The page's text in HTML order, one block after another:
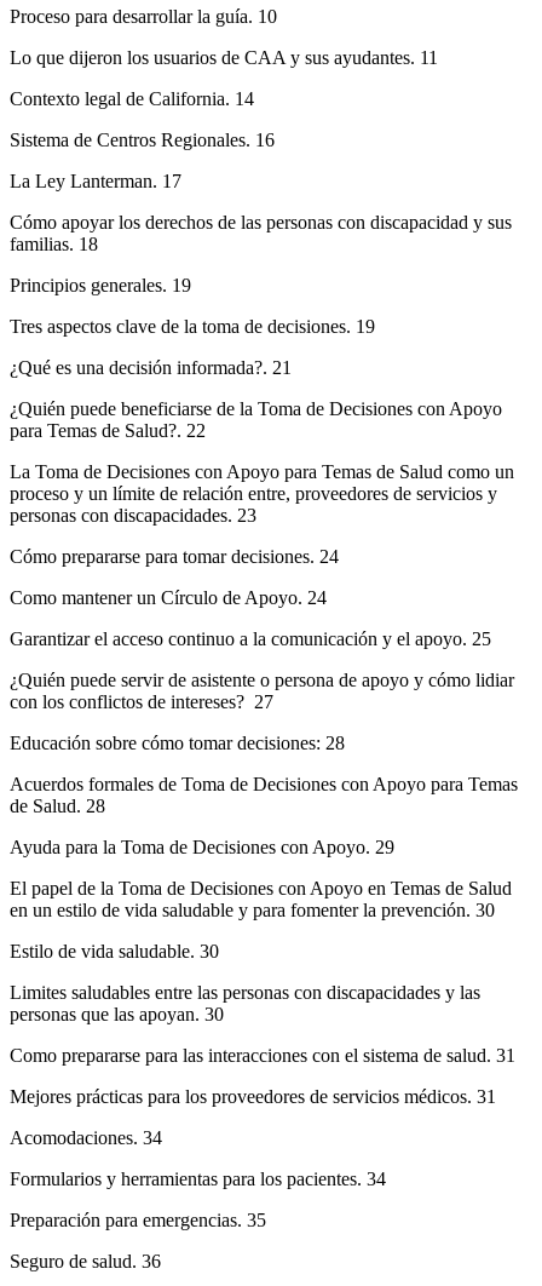
Proceso para desarrollar la guía. 10
Lo que dijeron los usuarios de CAA y sus ayudantes. 11
Contexto legal de California. 14
Sistema de Centros Regionales. 16
La Ley Lanterman. 17
Cómo apoyar los derechos de las personas con discapacidad y sus
familias. 18
Principios generales. 19
Tres aspectos clave de la toma de decisiones. 19
¿Qué es una decisión informada?. 21
¿Quién puede beneficiarse de la Toma de Decisiones con Apoyo
para Temas de Salud?. 22
La Toma de Decisiones con Apoyo para Temas de Salud como un
proceso y un límite de relación entre, proveedores de servicios y
personas con discapacidades. 23
Cómo prepararse para tomar decisiones. 24
Como mantener un Círculo de Apoyo. 24
Garantizar el acceso continuo a la comunicación y el apoyo. 25
¿Quién puede servir de asistente o persona de apoyo y cómo lidiar
con los conflictos de intereses? 27
Educación sobre cómo tomar decisiones: 28
Acuerdos formales de Toma de Decisiones con Apoyo para Temas
de Salud. 28
Ayuda para la Toma de Decisiones con Apoyo. 29
El papel de la Toma de Decisiones con Apoyo en Temas de Salud
en un estilo de vida saludable y para fomenter la prevención. 30
Estilo de vida saludable. 30
Limites saludables entre las personas con discapacidades y las
personas que las apoyan. 30
Como prepararse para las interacciones con el sistema de salud. 31
Mejores prácticas para los proveedores de servicios médicos. 31
Acomodaciones. 34
Formularios y herramientas para los pacientes. 34
Preparación para emergencias. 35
Seguro de salud. 36